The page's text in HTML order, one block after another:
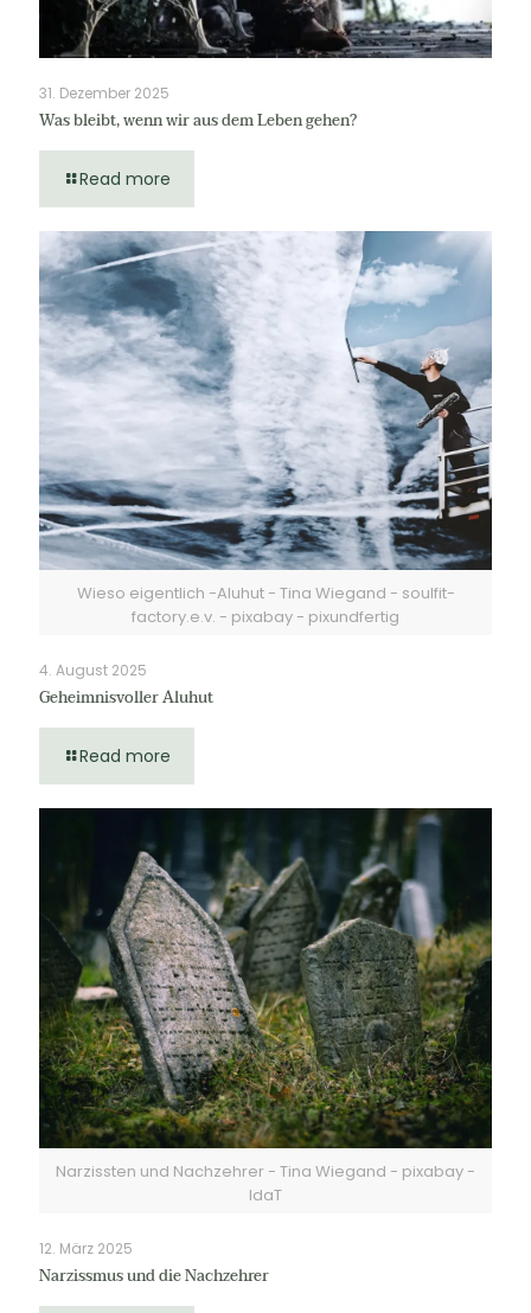
31. Dezember 2025
Was bleibt, wenn wir aus dem Leben gehen?
Read more
Wieso eigentlich -Aluhut - Tina Wiegand - soulfit-
factory.e.v. - pixabay - pixundfertig
4. August 2025
Geheimnisvoller Aluhut
Read more
Narzissten und Nachzehrer - Tina Wiegand - pixabay -
IdaT
12. März 2025
Narzissmus und die Nachzehrer